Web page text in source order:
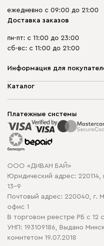
ежедневно с 09:00 до 21:00
Доставка заказов
пн-пт: с 11:00 до 23:00
сб-вс: с 11:00 до 21:00
Информация для
О компании
Способы оплаты
Рассрочка и кредит
Гарантия
Карта сайта
Политика
Политика в отношении
Каталог
Корпусная мебель
Распродажа мебели
Платежные системы
ООО «ДИВАН БАЙ»
Юридический адрес: 220114,
13-9
Почтовый адрес: 220040, г.
офис 1
В торговом реестре РБ с 12
УНП: 193109186, Выдано
комитетом 19.07.2018